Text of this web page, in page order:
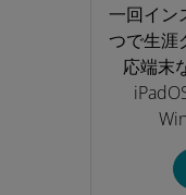
一回イン
つで生涯
応端末